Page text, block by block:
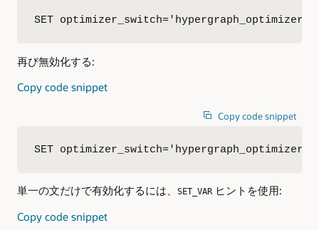
SET
再び無効化する:
Copy code snippet
Copy code snippet
SET
単一の文だけで有効化するには、 SET_VAR ヒントを使用:
Copy code snippet